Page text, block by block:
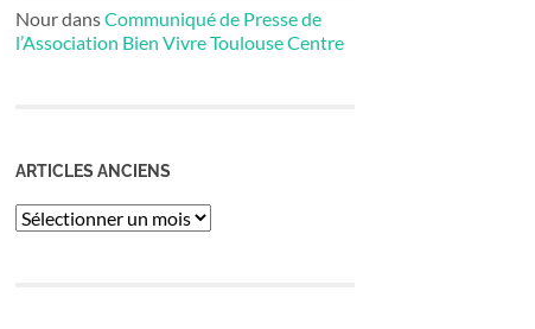
NourdansCommuniqué de Presse de
l’Association Bien Vivre Toulouse Centre
ARTICLES ANCIENS
Articles